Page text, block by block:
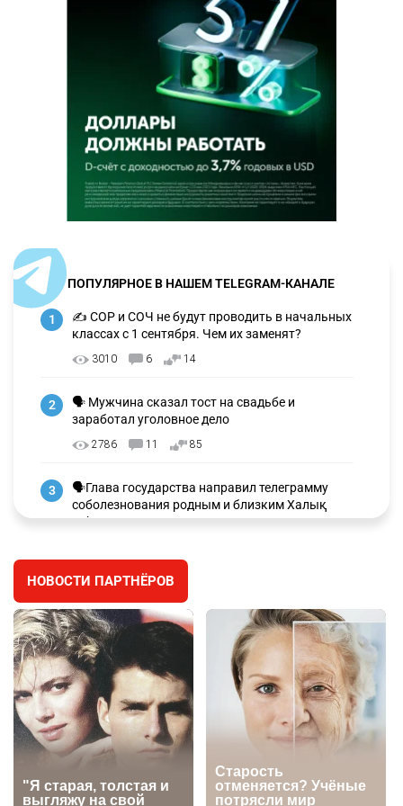
ПОПУЛЯРНОЕ В НАШЕМ TELEGRAM-КАНАЛЕ
1
✍️ СОР и СОЧ не будут проводить в начальных
классах с 1 сентября. Чем их заменят?
3010 6 14
2
🗣 Мужчина сказал тост на свадьбе и
заработал уголовное дело
2786 11 85
3
🗣Глава государства направил телеграмму
соболезнования родным и близким Халық
қаһарманы Ивана Гапича
🇫🇷 Клуб ПСЖ объявил об открытии своей
футбольной академии в Астане
2639 2 39
5
🇺🇸🇯🇵 США и Япония провели совместную
интервенцию для спасения иены
2693 1 16
2722 6
НОВОСТИ ПАРТНЁРОВ